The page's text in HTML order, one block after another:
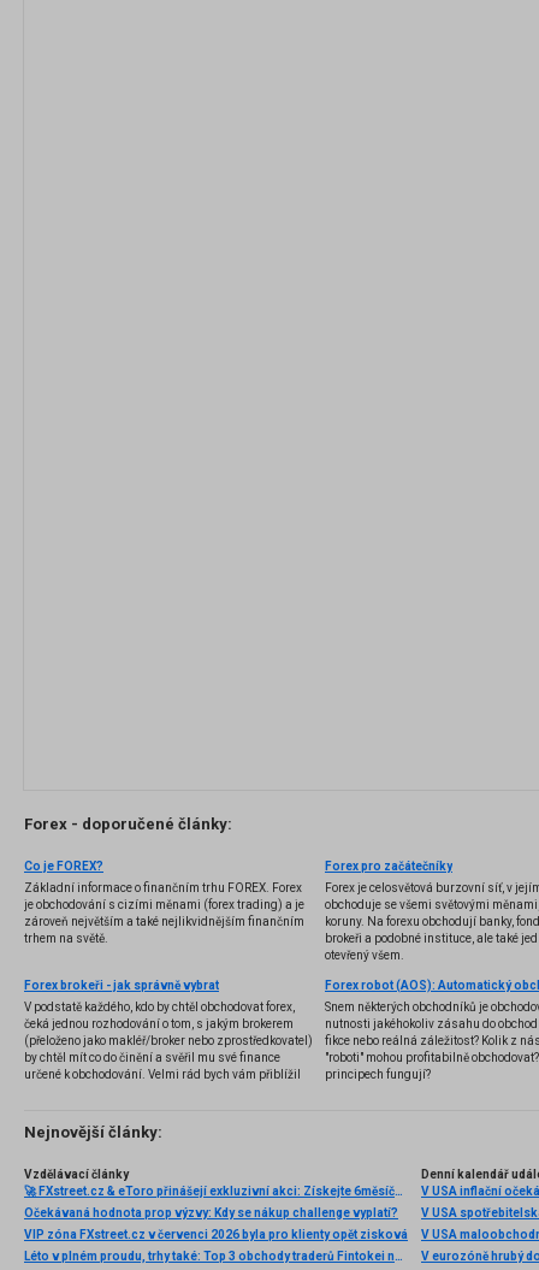
Forex - doporučené články:
Co je FOREX?
Základní informace o finančním trhu FOREX. Forex
je obchodování s cizími měnami (forex trading) a je
zároveň největším a také nejlikvidnějším finančním
trhem na světě.
Forex pro začátečníky
Forex je celosvětová burzovní síť, v
obchoduje se všemi světovými
koruny. Na forexu obchodují banky,
brokeři a podobné instituce, ale také
otevřený všem.
Forex brokeři - jak správně vybrat
V podstatě každého, kdo by chtěl obchodovat forex,
čeká jednou rozhodování o tom, s jakým brokerem
(přeloženo jako makléř/broker nebo zprostředkovatel)
by chtěl mít co do činění a svěřil mu své finance
určené k obchodování. Velmi rád bych vám přiblížil
několik příkladů nejznámějších z nich.
Snem některých obchodníků je
nutnosti jakéhokoliv zásahu do
fikce nebo reálná záležitost? Kolik z
"roboti" mohou profitabilně
principech fungují?
Nejnovější články:
Vzdělávací články
🚀 FXstreet.cz & eToro přinášejí exkluzivní akci: Získejte 6měsíční členství ve VIP zóně ZDARMA
Očekávaná hodnota prop výzvy: Kdy se nákup challenge vyplatí?
VIP zóna FXstreet.cz v červenci 2026 byla pro klienty opět zisková
Léto v plném proudu, trhy také: Top 3 obchody traderů Fintokei na indexech a zlatě
Denní kalendář
V USA inflační
V USA
V USA
V eurozóně hrubý